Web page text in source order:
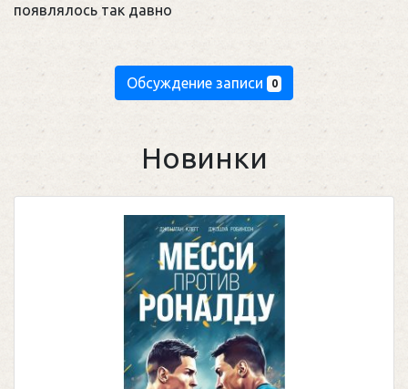
появлялось так давно
Обсуждение записи 0
Новинки